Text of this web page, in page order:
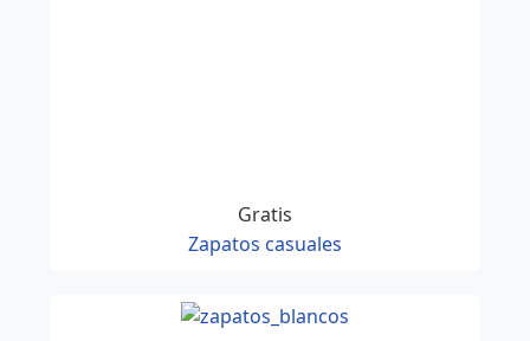
Gratis
Zapatos casuales